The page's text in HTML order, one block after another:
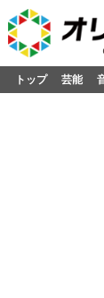
トップ 芸能